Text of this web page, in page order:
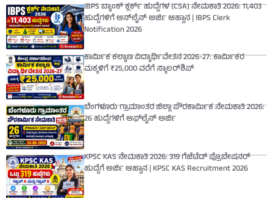
IBPS ಬ್ಯಾಂಕ್ ಕ್ಲರ್ಕ್ ಹುದ್ದೆಗಳ (CSA) ನೇಮಕಾತಿ 2026: 11,403
ಹುದ್ದೆಗಳಿಗೆ ಆನ್‌ಲೈನ್ ಅರ್ಜಿ ಆಹ್ವಾನ | IBPS Clerk
Notification 2026
ಕಾರ್ಮಿಕ ಕಲ್ಯಾಣ ವಿದ್ಯಾರ್ಥಿವೇತನ 2026-27: ಕಾರ್ಮಿಕರ
ಮಕ್ಕಳಿಗೆ ₹25,000 ವರೆಗೆ ಸ್ಕಾಲರ್‌ಶಿಪ್
ಬೆಂಗಳೂರು ಗ್ರಾಮಾಂತರ ಜಿಲ್ಲಾ ಪೌರಕಾರ್ಮಿಕ ನೇಮಕಾತಿ 2026:
26 ಹುದ್ದೆಗಳಿಗೆ ಆಫ್‌ಲೈನ್ ಅರ್ಜಿ
KPSC KAS ನೇಮಕಾತಿ 2026: 319 ಗೆಜೆಟೆಡ್ ಪ್ರೊಬೇಷನರ್
ಹುದ್ದೆಗೆ ಅರ್ಜಿ ಆಹ್ವಾನ | KPSC KAS Recruitment 2026